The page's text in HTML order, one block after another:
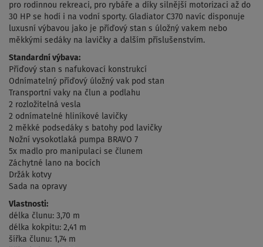
pro rodinnou rekreaci, pro rybáře a díky silnější motorizaci až do
30 HP se hodí i na vodní sporty. Gladiator C370 navíc disponuje
luxusní výbavou jako je příďový stan s úložný vakem nebo
měkkými sedáky na lavičky a dalším příslušenstvím.
Standardní výbava:
Příďový stan s nafukovací konstrukcí
Odnímatelný příďový úložný vak pod stan
Transportní vaky na člun a podlahu
2 rozložitelná vesla
2 odnímatelné hliníkové lavičky
2 měkké podsedáky s batohy pod lavičky
Nožní vysokotlaká pumpa BRAVO 7
5x madlo pro manipulaci se člunem
Záchytné lano na bocích
Držák kotvy
Sada na opravy
Vlastnosti:
délka člunu: 3,70 m
délka kokpitu: 2,41 m
šířka člunu: 1,74 m